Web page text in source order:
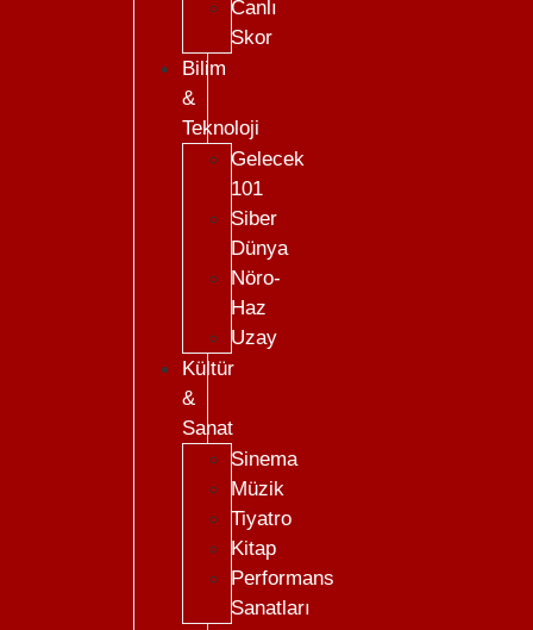
Canlı
Skor
Bilim
&
Teknoloji
Gelecek
101
Siber
Dünya
Nöro-
Haz
Uzay
Kültür
&
Sanat
Sinema
Müzik
Tiyatro
Kitap
Performans
Sanatları